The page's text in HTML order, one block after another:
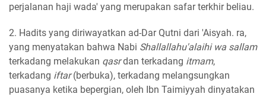
perjalanan haji wada' yang merupakan safar terkhir beliau.
2. Hadits yang diriwayatkan ad-Dar Qutni dari 'Aisyah. ra,
yang menyatakan bahwa Nabi Shallallahu'alaihi wa sallam
terkadang melakukan qasrdan terkadang itmam,
terkadang iftar(berbuka), terkadang melangsungkan
puasanya ketika bepergian, oleh Ibn Taimiyyah dinyatakan